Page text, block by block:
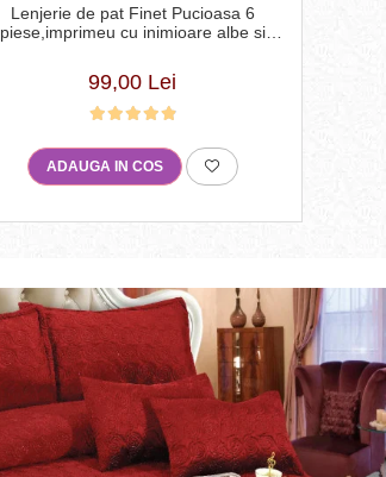
Lenjerie de pat Finet Pucioasa 6
piese,imprimeu cu inimioare albe si
99,00 Lei
ADAUGA IN COS